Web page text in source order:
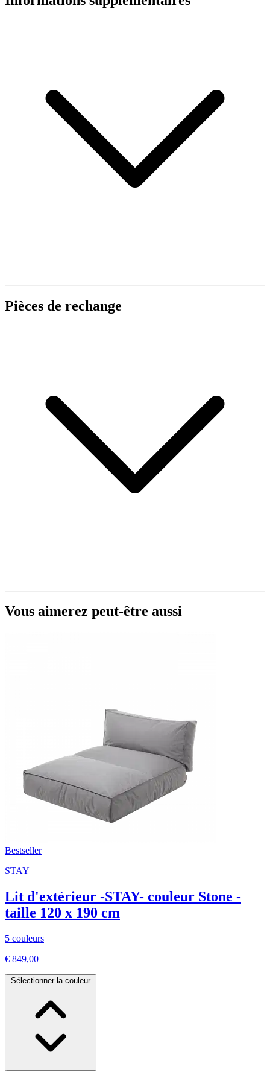
Pièces de rechange
Vous aimerez peut-être aussi
Bestseller
STAY
Lit d'extérieur -STAY- couleur Stone -
taille 120 x 190 cm
5 couleurs
€ 849,00
Sélectionner la couleur